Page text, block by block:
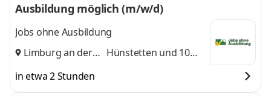
Ausbildung möglich (m/w/d)
Jobs ohne Ausbildung
Limburg an der
Hünstetten und 10
in etwa 2 Stunden